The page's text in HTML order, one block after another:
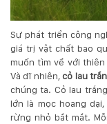
Sự phát triển công
giá trị vật chất bao
muốn tìm về với
Và dĩ nhiên, cỏ lau
chúng ta. Cỏ lau
lớn là mọc hoang
rừng nhỏ bắt mắt.